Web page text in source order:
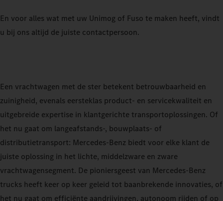
En voor alles wat met uw Unimog of Fuso te maken heeft, vindt
u bij ons altijd de juiste contactpersoon.
Een vrachtwagen met de ster betekent betrouwbaarheid en
zuinigheid, evenals eersteklas product- en servicekwaliteit en
uitgebreide expertise in klantgerichte transportoplossingen. Of
het nu gaat om langeafstands-, bouwplaats- of
distributietransport: Mercedes-Benz biedt voor elke klant de
juiste oplossing in het lichte, middelzware en zware
vrachtwagensegment. De pioniersgeest van Mercedes-Benz
trucks heeft keer op keer geleid tot baanbrekende innovaties, of
het nu gaat om efficiënte aandrijvingen, autonoom rijden of op